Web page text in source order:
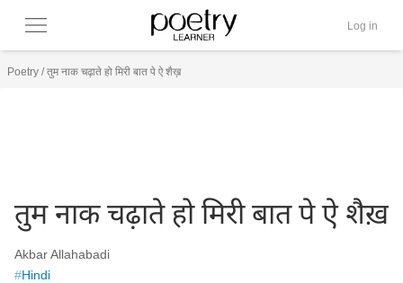
Log in
Poetry /तुम नाक चढ़ाते हो मिरी बात पे ऐ शैख़
तुम नाक चढ़ाते हो मिरी बात पे ऐ शैख़
Akbar Allahabadi
#Hindi